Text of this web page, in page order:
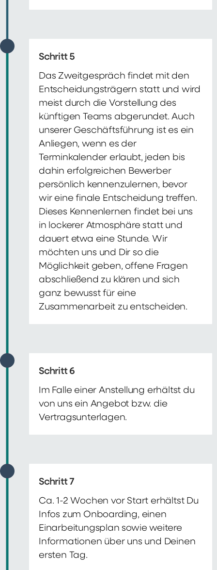
Schritt 5
Das Zweitgespräch findet mit den
Entscheidungsträgern statt und wird
meist durch die Vorstellung des
künftigen Teams abgerundet. Auch
unserer Geschäftsführung ist es ein
Anliegen, wenn es der
Terminkalender erlaubt, jeden bis
dahin erfolgreichen Bewerber
persönlich kennenzulernen, bevor
wir eine finale Entscheidung treffen.
Dieses Kennenlernen findet bei uns
in lockerer Atmosphäre statt und
dauert etwa eine Stunde. Wir
möchten uns und Dir so die
Möglichkeit geben, offene Fragen
abschließend zu klären und sich
ganz bewusst für eine
Zusammenarbeit zu entscheiden.
Schritt 6
Im Falle einer Anstellung erhältst du
von uns ein Angebot bzw. die
Vertragsunterlagen.
Schritt 7
Ca. 1-2 Wochen vor Start erhältst Du
Infos zum Onboarding, einen
Einarbeitungsplan sowie weitere
Informationen über uns und Deinen
ersten Tag.